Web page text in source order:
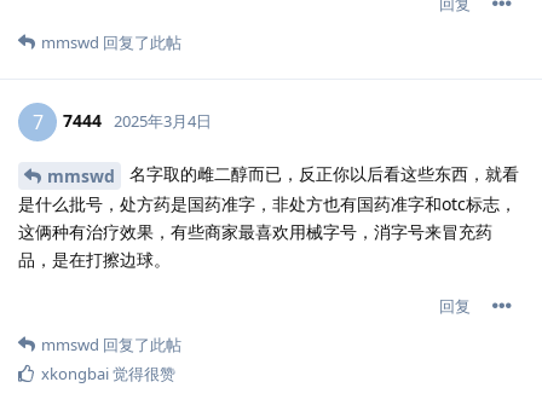
mmswd 回复了此帖
7 7444 2025年3月4日
mmswd
名字取的雌二醇而已，反正你以后看这些东西，就看
是什么批号，处方药是国药准字，非处方也有国药准字和otc标志，
这俩种有治疗效果，有些商家最喜欢用械字号，消字号来冒充药
品，是在打擦边球。
回复
mmswd 回复了此帖
xkongbai觉得很赞